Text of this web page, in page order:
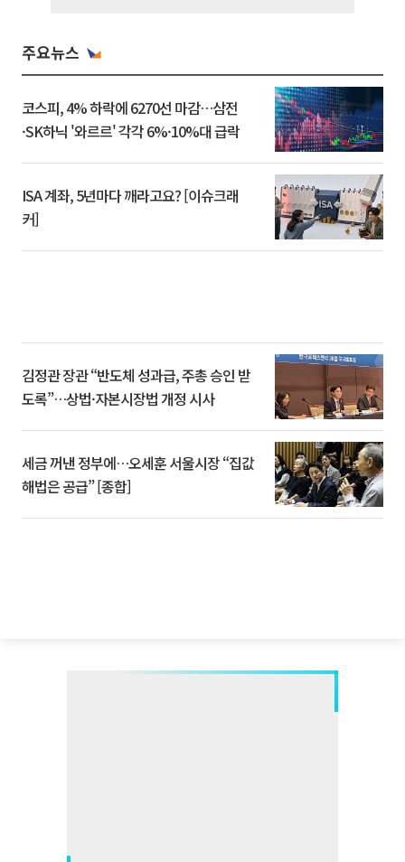
주요뉴스
코스피, 4% 하락에 6270선 마감…삼전
·SK하닉 '와르르' 각각 6%·10%대 급락
ISA 계좌, 5년마다 깨라고요? [이슈크래
커]
김정관 장관 “반도체 성과급, 주총 승인 받
도록”…상법·자본시장법 개정 시사
세금 꺼낸 정부에…오세훈 서울시장 “집값
해법은 공급” [종합]